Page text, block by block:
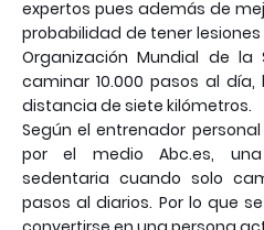
expertos pues además de
probabilidad de tener
Organización Mundial de la
caminar 10.000 pasos al
distancia de siete kilómetros.
Según el entrenador
por el medio Abc.es,
sedentaria cuando solo
pasos al diarios. Por lo que